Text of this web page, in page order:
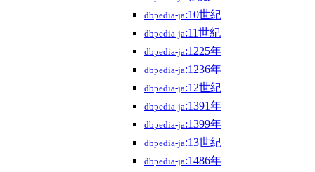
dbpedia-ja:10世紀
dbpedia-ja:11世紀
dbpedia-ja:1225年
dbpedia-ja:1236年
dbpedia-ja:12世紀
dbpedia-ja:1391年
dbpedia-ja:1399年
dbpedia-ja:13世紀
dbpedia-ja:1486年